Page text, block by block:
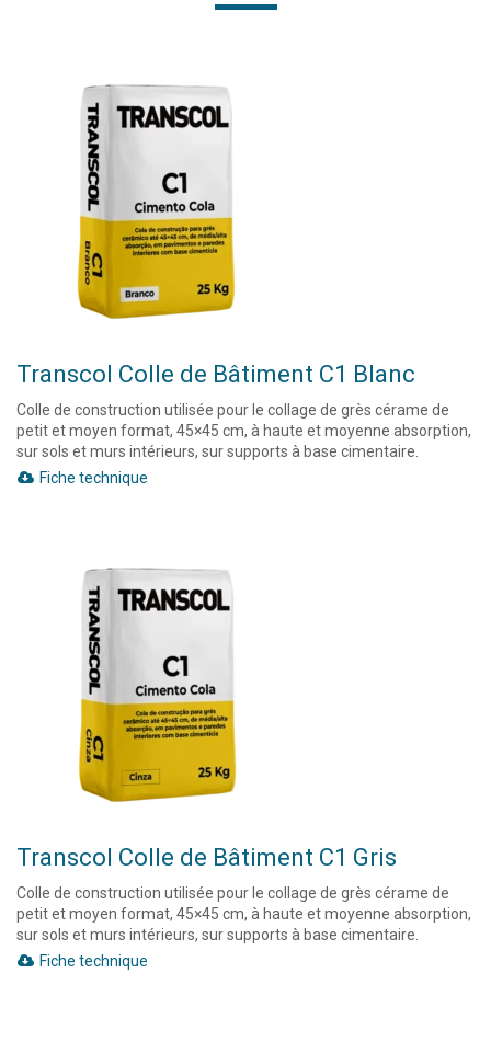
Transcol Colle de Bâtiment C1 Blanc
Colle de construction utilisée pour le collage de grès cérame de
petit et moyen format, 45×45 cm, à haute et moyenne absorption,
sur sols et murs intérieurs, sur supports à base cimentaire.
Fiche technique
Transcol Colle de Bâtiment C1 Gris
Colle de construction utilisée pour le collage de grès cérame de
petit et moyen format, 45×45 cm, à haute et moyenne absorption,
sur sols et murs intérieurs, sur supports à base cimentaire.
Fiche technique